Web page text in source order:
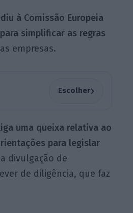
à Comissão Europeia
simplificar as regras
empresas.
Escolher›
uma queixa relativa ao
para legislar
divulgação de
de diligência, que faz